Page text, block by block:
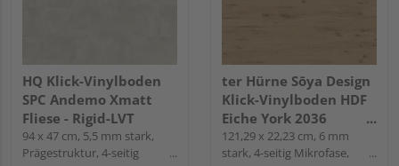
HQ Klick-Vinylboden
SPC Andemo Xmatt
Fliese - Rigid-LVT
94 x 47 cm, 5,5 mm stark,
Prägestruktur, 4-seitig
ter Hürne Sōya Design
Klick-Vinylboden HDF
Eiche York 2036
Landhausdiele - WOOD
EDITION
121,29 x 22,23 cm, 6 mm
stark, 4-seitig Mikrofase,